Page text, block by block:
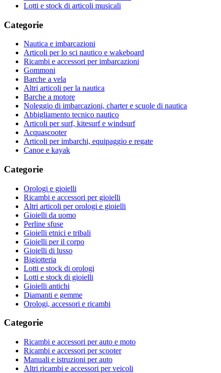
Lotti e stock di articoli musicali
Categorie
Nautica e imbarcazioni
Articoli per lo sci nautico e wakeboard
Ricambi e accessori per imbarcazioni
Gommoni
Barche a vela
Altri articoli per la nautica
Barche a motore
Noleggio di imbarcazioni, charter e scuole di nautica
Abbigliamento tecnico nautico
Articoli per surf, kitesurf e windsurf
Acquascooter
Articoli per imbarchi, equipaggio e regate
Canoe e kayak
Categorie
Orologi e gioielli
Ricambi e accessori per gioielli
Altri articoli per orologi e gioielli
Gioielli da uomo
Perline sfuse
Gioielli etnici e tribali
Gioielli per il corpo
Gioielli di lusso
Bigiotteria
Lotti e stock di orologi
Lotti e stock di gioielli
Gioielli antichi
Diamanti e gemme
Orologi, accessori e ricambi
Categorie
Ricambi e accessori per auto e moto
Ricambi e accessori per scooter
Manuali e istruzioni per auto
Altri ricambi e accessori per veicoli